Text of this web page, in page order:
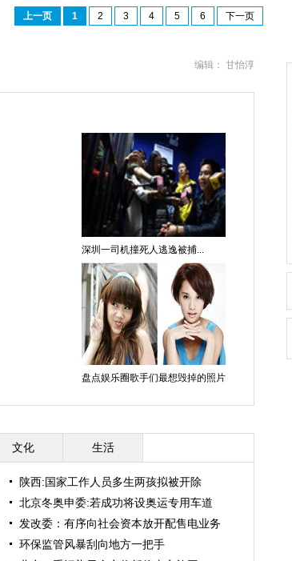
上一页 1 2 3 4 5 6 下一页
编辑： 甘怡淳
深圳一司机撞死人逃逸被捕...
盘点娱乐圈歌手们最想毁掉的照片
文化 生活
陕西:国家工作人员多生两孩拟被开除
北京冬奥申委:若成功将设奥运专用车道
发改委：有序向社会资本放开配售电业务
环保监管风暴刮向地方一把手